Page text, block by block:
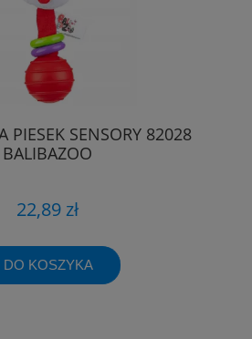
PIESEK SENSORY 82028
BALIBAZOO
22,89 zł
DO KOSZYKA